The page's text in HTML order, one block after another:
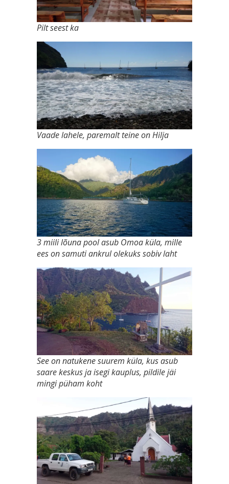
Pilt seest ka
Vaade lahele, paremalt teine on Hilja
3 miili lõuna pool asub Omoa küla, mille
ees on samuti ankrul olekuks sobiv laht
See on natukene suurem küla, kus asub
saare keskus ja isegi kauplus, pildile jäi
mingi püham koht